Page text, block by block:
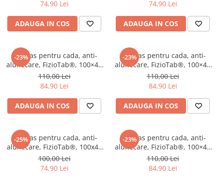
74,90 Lei
ADAUGA IN COS
74,90 Lei
ADAUGA IN COS
-23%
Covoras pentru cada, anti-
alunecare, FizioTab®, 100×40
cm, Jungle
110,00 Lei
84,90 Lei
ADAUGA IN COS
-23%
Covoras pentru cada, anti-
alunecare, FizioTab®, 100×40
cm, Balena
110,00 Lei
84,90 Lei
ADAUGA IN COS
-25%
Covoras pentru cada, anti-
alunecare, FizioTab®, 100x40
cm, Transparent
100,00 Lei
74,90 Lei
-23%
Covoras pentru cada, anti-
alunecare, FizioTab®, 100×40
cm
110,00 Lei
84,90 Lei